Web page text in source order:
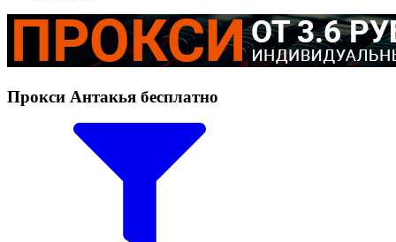
Прокси Антакья бесплатно